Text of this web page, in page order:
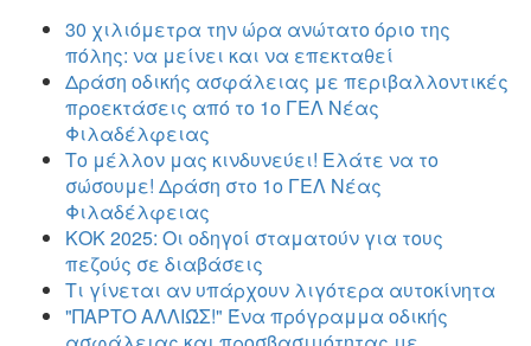
30 χιλιόμετρα την ώρα ανώτατο όριο της
πόλης: να μείνει και να επεκταθεί
Δράση οδικής ασφάλειας με περιβαλλοντικές
προεκτάσεις από το 1ο ΓΕΛ Νέας
Φιλαδέλφειας
Το μέλλον μας κινδυνεύει! Ελάτε να το
σώσουμε! Δράση στο 1ο ΓΕΛ Νέας
Φιλαδέλφειας
ΚΟΚ 2025: Οι οδηγοί σταματούν για τους
πεζούς σε διαβάσεις
Τι γίνεται αν υπάρχουν λιγότερα αυτοκίνητα
"ΠΑΡΤΟ ΑΛΛΙΏΣ!" Ένα πρόγραμμα οδικής